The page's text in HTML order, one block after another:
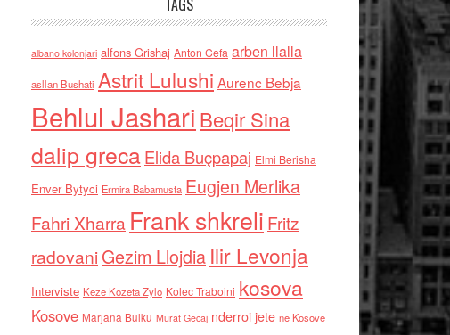
TAGS
albano kolonjari alfons Grishaj Anton Cefa arben llalla
asllan Bushati Astrit Lulushi Aurenc Bebja
Behlul Jashari Beqir Sina
dalip grecaElida Buçpapaj Elmi Berisha
Enver Bytyci Ermira Babamusta Eugjen Merlika
Fahri Xharra Frank shkreli Fritz
radovaniGezim Llojdia Ilir Levonja
Interviste Keze Kozeta Zylo Kolec Traboini kosova
Kosove Marjana Bulku Murat Gecaj nderroi jete ne Kosove